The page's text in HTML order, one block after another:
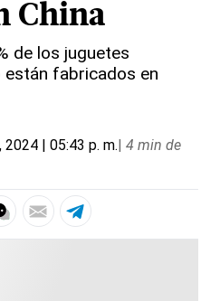
China
de los juguetes
están fabricados en
2024 | 05:43 p. m.| 4 min de